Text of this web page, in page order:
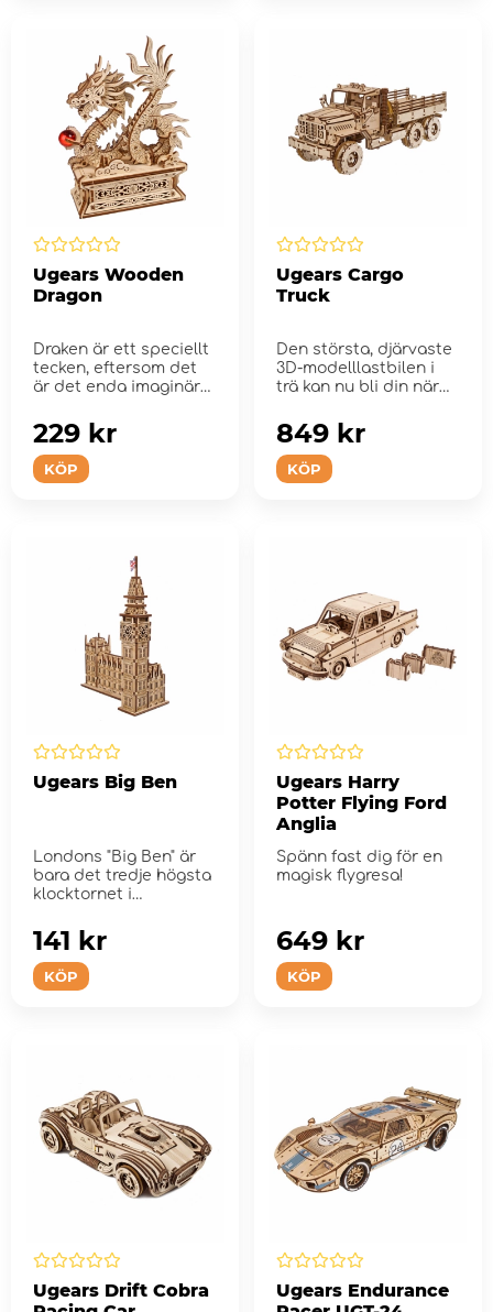
Ugears Wooden
Dragon
Draken är ett speciellt
tecken, eftersom det
är det enda imaginära
KÖP
229 kr
Ugears Cargo
Truck
Den största, djärvaste
3D-modelllastbilen i
trä kan nu bli din när
KÖP
849 kr
Ugears Big Ben
Londons "Big Ben" är
bara det tredje högsta
klocktornet i
KÖP
141 kr
Ugears Harry
Potter Flying Ford
Anglia
Spänn fast dig för en
magisk flygresa!
KÖP
649 kr
Ugears Drift Cobra
Ugears Endurance